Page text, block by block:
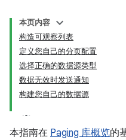
本页内容
构造可观察列表
定义您自己的分页配置
选择正确的数据源类型
数据无效时发送通知
构建您自己的数据源
本指南在 Paging 库概览的